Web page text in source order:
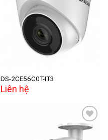
Add to
wishlist
DS-2CE56C0T-IT3
Liên hệ